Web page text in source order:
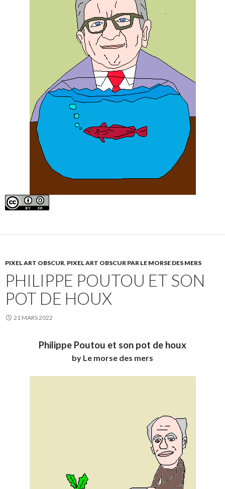
PIXEL ART OBSCUR, PIXEL ART OBSCUR PAR LE MORSE DES MERS
PHILIPPE POUTOU ET SON
POT DE HOUX
21 MARS 2022
Philippe Poutou et son pot de houx
by Le morse des mers